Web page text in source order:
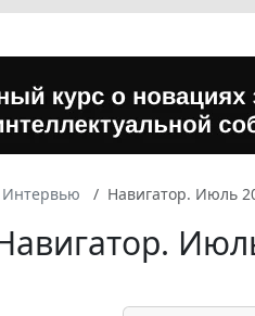
Интервью Навигатор. Июль